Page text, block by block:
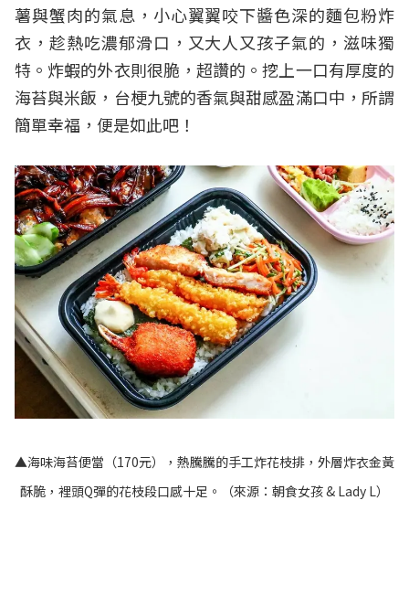
薯與蟹肉的氣息，小心翼翼咬下醬色深的麵包粉炸
衣，趁熱吃濃郁滑口，又大人又孩子氣的，滋味獨
特。炸蝦的外衣則很脆，超讚的。挖上一口有厚度的
海苔與米飯，台梗九號的香氣與甜感盈滿口中，所謂
簡單幸福，便是如此吧！
▲海味海苔便當（170元），熱騰騰的手工炸花枝排，外層炸衣金黃
酥脆，裡頭Q彈的花枝段口感十足。（來源： 朝食女孩 & Lady L）